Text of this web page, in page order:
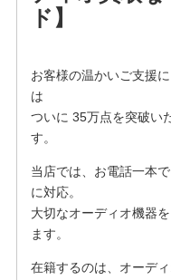
ド】
お客様の温かいご支援
は
ついに 35万点を突破い
す。
当店では、お電話一本
に対応。
大切なオーディオ機器を
ます。
在籍するのは、オーデ